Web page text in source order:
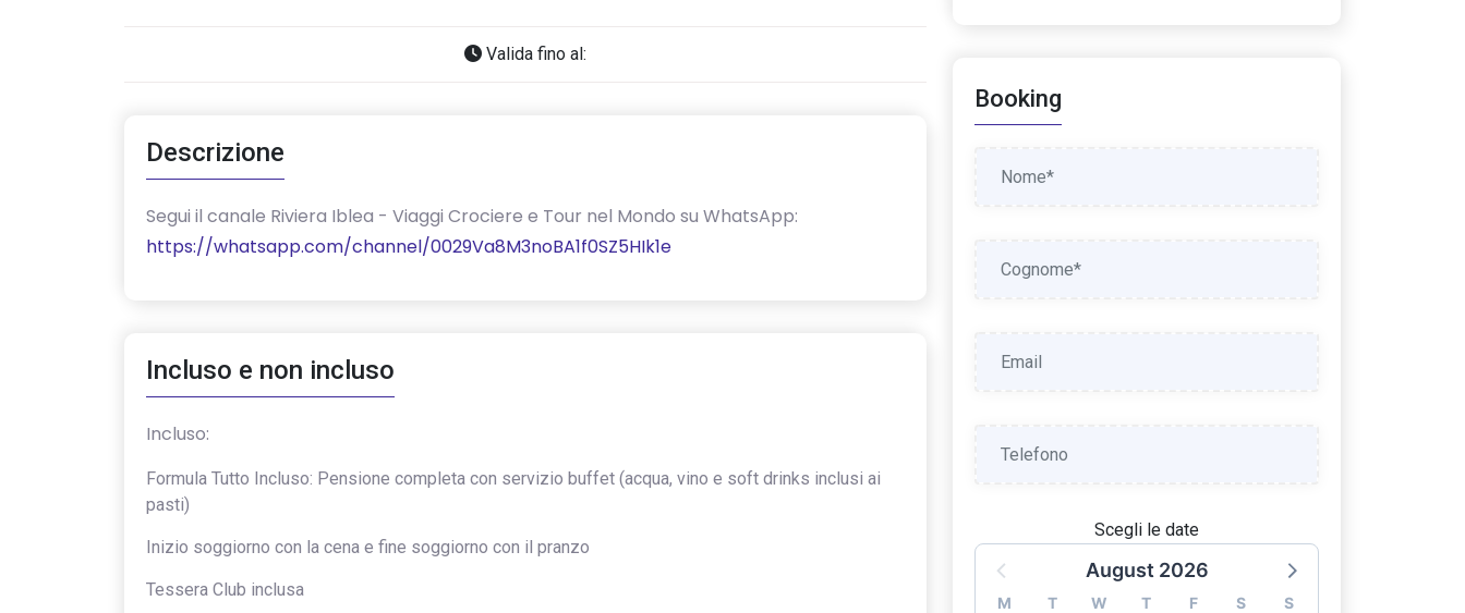
Valida fino al:
Descrizione
‎Segui il canale Riviera Iblea - Viaggi Crociere e Tour nel Mondo su WhatsApp:
https://whatsapp.com/channel/0029Va8M3noBA1f0SZ5HIk1e
Incluso e non incluso
Incluso:
Formula Tutto Incluso: Pensione completa con servizio buffet (acqua, vino e soft drinks inclusi ai
pasti)
Inizio soggiorno con la cena e fine soggiorno con il pranzo
Tessera Club inclusa
Booking
Scegli le date
August 2026
M T W T F S
S